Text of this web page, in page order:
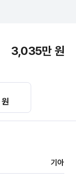
3,035만 원
기아